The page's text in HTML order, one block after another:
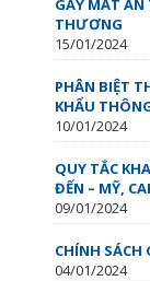
THƯƠNG
15/01/2024
PHÂN BIỆT
KHẨU
10/01/2024
QUY TẮC
ĐẾN – MỸ,
09/01/2024
CHÍNH SÁCH
04/01/2024